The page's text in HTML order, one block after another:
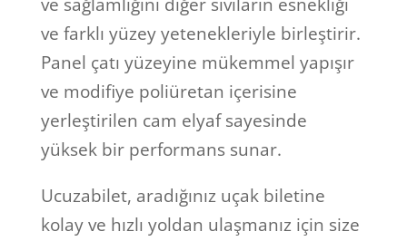
ve sağlamlığını diğer sıvıların esnekliği
ve farklı yüzey yetenekleriyle birleştirir.
Panel çatı yüzeyine mükemmel yapışır
ve modifiye poliüretan içerisine
yerleştirilen cam elyaf sayesinde
yüksek bir performans sunar.
Ucuzabilet, aradığınız uçak biletine
kolay ve hızlı yoldan ulaşmanız için size